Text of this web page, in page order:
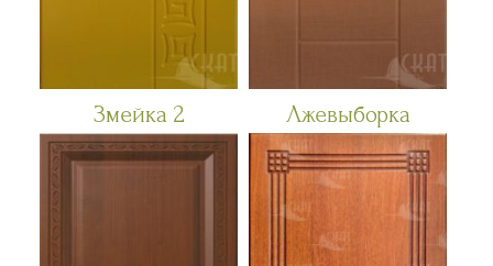
Змейка 2 Лжевыборка